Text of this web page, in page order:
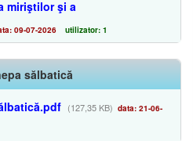
miriştilor şi a
09-07-2026 utilizator: 1
sălbatică
(127,35 KB) data: 21-06-